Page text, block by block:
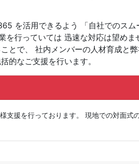
を活用できるよう 「自社でのスム
を行っていては 迅速な対応は望めま
とで、 社内メンバーの人材育成と
的なご支援を行います。
援を行っております。 現地での対面式